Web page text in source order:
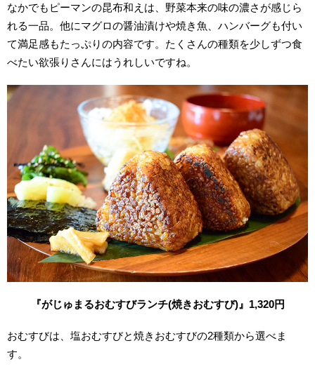
なかでもピーマンの昆布和えは、野菜本来の味の濃さが感じら
れる一品。他にマグロの醤油漬けや焼き魚、ハンバーグも付い
て満足感もたっぷりの内容です。たくさんの種類を少しずつ食
べたい欲張りさんにはうれしいですね。
『がじゅまるおむすびランチ(焼きおむすび)』1,320円
おむすびは、塩おむすびと焼きおむすびの2種類から選べま
す。